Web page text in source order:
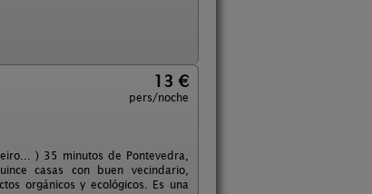
13 €
pers/noche
) 35 minutos de Pontevedra,
casas con buen vecindario,
orgánicos y ecológicos. Es una